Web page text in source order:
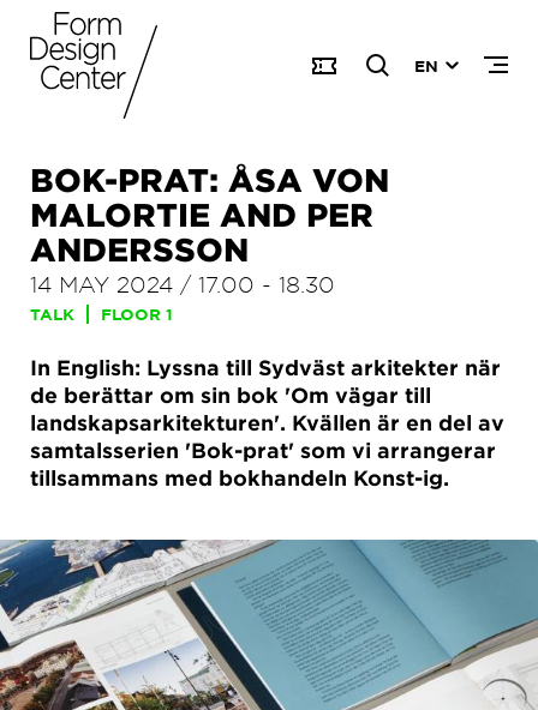
EN
BOK-PRAT: ÅSA VON
MALORTIE AND PER
ANDERSSON
14 MAY 2024 / 17.00 - 18.30
TALK FLOOR 1
In English: Lyssna till Sydväst arkitekter när
de berättar om sin bok 'Om vägar till
landskapsarkitekturen'. Kvällen är en del av
samtalsserien 'Bok-prat' som vi arrangerar
tillsammans med bokhandeln Konst-ig.